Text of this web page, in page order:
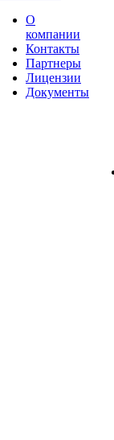
О
компании
Контакты
Партнеры
Лицензии
Документы